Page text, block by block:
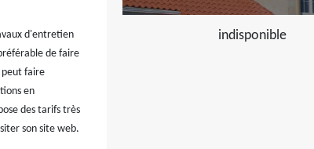
d'entretien
de faire
peut faire
en
des tarifs très
son site web.
indisponible